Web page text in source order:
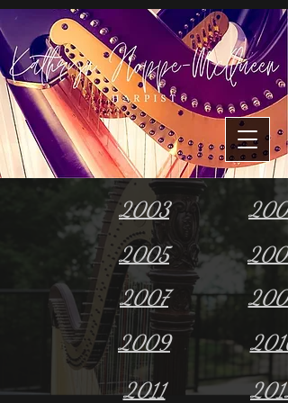
2003
2004
2005
2006
2007
2008
2009
2010
2012
2011